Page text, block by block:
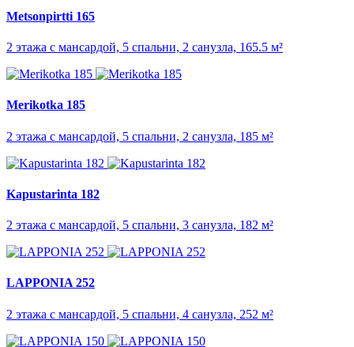
Metsonpirtti 165
2 этажа с мансардой, 5 спальни, 2 санузла, 165.5 м²
Merikotka 185
2 этажа с мансардой, 5 спальни, 2 санузла, 185 м²
Kapustarinta 182
2 этажа с мансардой, 5 спальни, 3 санузла, 182 м²
LAPPONIA 252
2 этажа с мансардой, 5 спальни, 4 санузла, 252 м²